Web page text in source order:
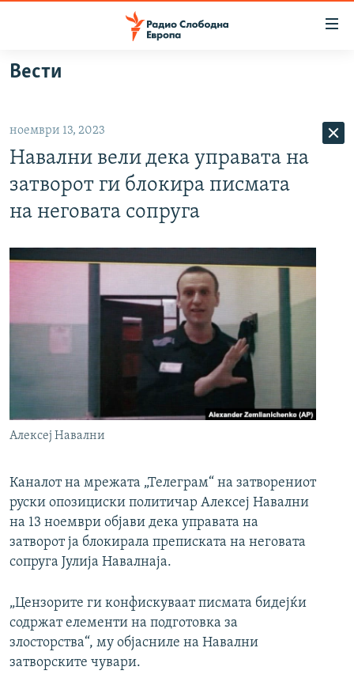
Оди
на
главната
навигација
на
ВИЗУЕЛНО
ШТО ТРЕБА ДА ЗНАЕТЕ
ПРИЈАВИ СЕ ЗА ЊУЗЛЕТЕР
ПОДКАСТ ЗОШТО?
РСЕ веб страници
Вести
ноември 13, 2023
Навални вели дека управата на
затворот ги блокира писмата
на неговата сопруга
Алексеј Навални
Каналот на мрежата „Телеграм“ на затворениот
руски опозициски политичар Алексеј Навални
на 13 ноември објави дека управата на
затворот ја блокирала преписката на неговата
сопруга Јулија Навалнаја.
„Цензорите ги конфискуваат писмата бидејќи
содржат елементи на подготовка за
злосторства“, му објасниле на Навални
затворските чувари.